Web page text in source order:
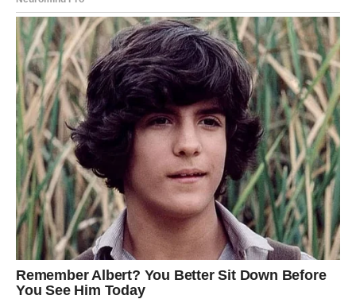
Dnevna prognoza
Lavovima se pruža prilika da pokažu svoje kvalitete i
ostave snažan utisak.
Poruka zvijezda
Ne umanjujte svoje sposobnosti.
DJEVICA
Dnevna prognoza
Djevice će pronaći rješenje za pitanje koje ih dugo muči.